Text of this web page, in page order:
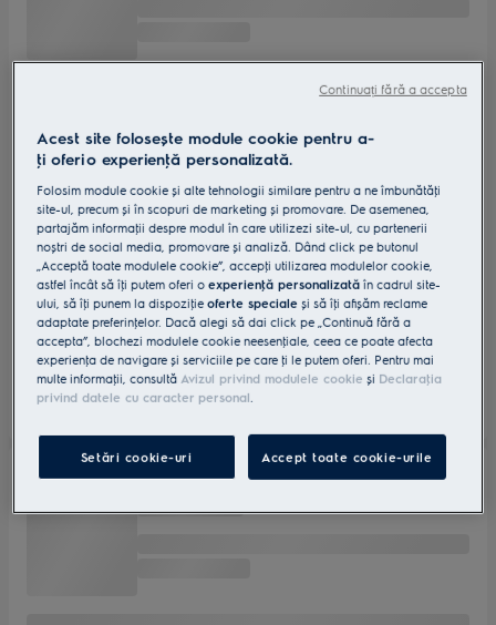
Acest site folosește module cookie pentru a-
ţi oferi o experienţă personalizată.
Folosim module cookie și alte tehnologii similare pentru a ne îmbunătăţi
site-ul, precum și în scopuri de marketing și promovare. De asemenea,
partajăm informaţii despre modul în care utilizezi site-ul, cu partenerii
noștri de social media, promovare și analiză. Dând click pe butonul
„Acceptă toate modulele cookie”, accepţi utilizarea modulelor cookie,
astfel încât să îţi putem oferi oexperienţă personalizată în cadrul site-
ului, să îţi punem la dispoziţieoferte speciale și să îţi afișăm reclame
adaptate preferinţelor. Dacă alegi să dai click pe „Continuă fără a
accepta”, blochezi modulele cookie neesenţiale, ceea ce poate afecta
experienţa de navigare și serviciile pe care ţi le putem oferi. Pentru mai
multe informaţii, consultă Avizul privind modulele cookie și Declaraţia
privind datele cu caracter personal.
Setări cookie-uri Accept toate cookie-urile
Continuați fără a accepta